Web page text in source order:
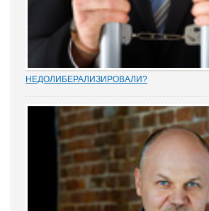
НEДОЛИБЕРАЛИЗИРОВАЛИ?
защищает частную собственность. Данные
привел портал Право.ру. Более...